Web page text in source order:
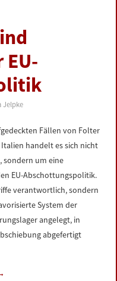
EU-
Jelpke
Fällen von Folter
handelt es sich nicht
sondern um eine
EU-Abschottungspolitik.
verantwortlich, sondern
System der
angelegt, in
abgefertigt